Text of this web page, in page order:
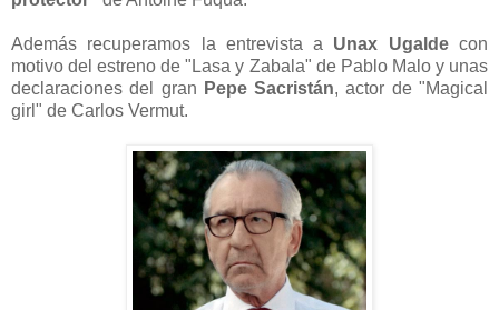
Además recuperamos la entrevista a Unax Ugaldecon
motivo del estreno de "Lasa y Zabala" de Pablo Malo y unas
declaraciones del gran Pepe Sacristán, actor de "Magical
girl" de Carlos Vermut.